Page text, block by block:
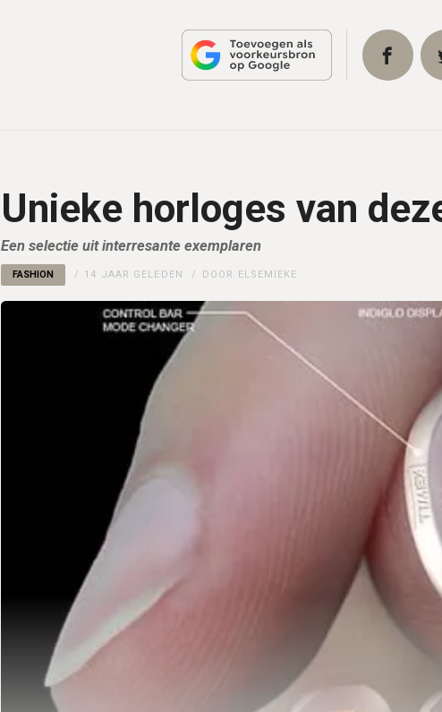
Unieke horloges van
Een selectie uit interresante exemplaren
FASHION 14 JAAR GELEDEN DOOR ELSEMIEKE